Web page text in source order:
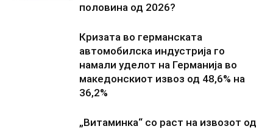
половина од 2026?
Кризата во германската
автомобилска индустрија го
намали уделот на Германија во
македонскиот извоз од 48,6% на
36,2%
„Витаминка“ со раст на извозот од